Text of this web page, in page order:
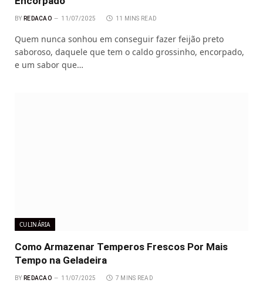
BY REDACAO 11/07/2025 11 MINS READ
Quem nunca sonhou em conseguir fazer feijão preto
saboroso, daquele que tem o caldo grossinho, encorpado,
e um sabor que…
CULINÁRIA
Como Armazenar Temperos Frescos Por Mais
Tempo na Geladeira
BY REDACAO 11/07/2025 7 MINS READ